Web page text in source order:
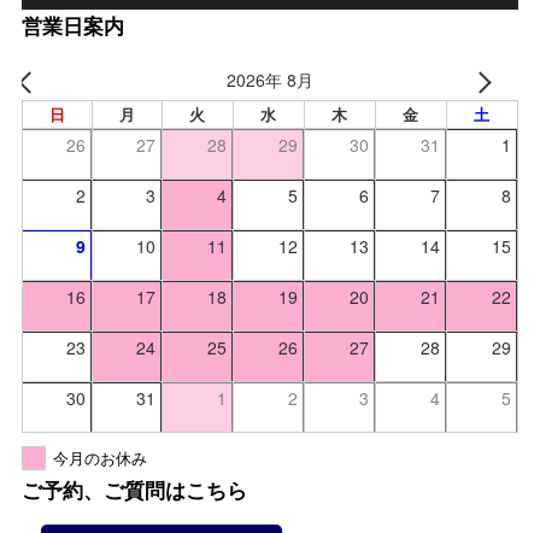
営業日案内
2026年 8月
日 月 火 水 木 金 土
26 27 28 29 30 31 1
2 3 4 5 6 7 8
9 10 11 12 13 14 15
16 17 18 19 20 21 22
23 24 25 26 27 28 29
30 31 1 2 3 4 5
今月のお休み
ご予約、ご質問はこちら